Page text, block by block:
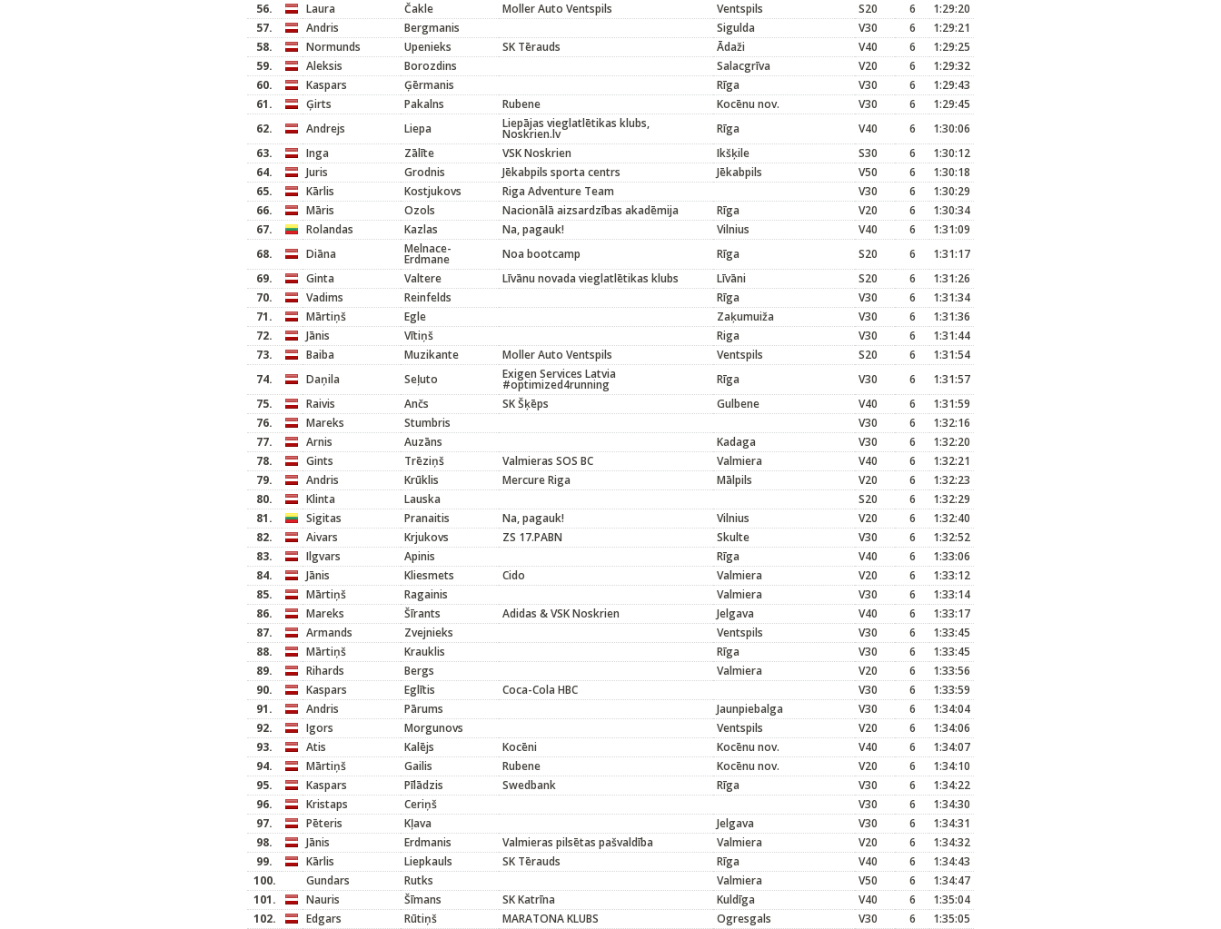
56.
Laura Čakle Moller Auto Ventspils Ventspils S20 6
1:29:20
57.
Andris Bergmanis Sigulda V30 6
1:29:21
58.
Normunds Upenieks SK Tērauds Ādaži V40 6
1:29:25
59.
Aleksis Borozdins Salacgrīva V20 6
1:29:32
60.
Kaspars Ģērmanis Rīga V30 6
1:29:43
61.
Ģirts Pakalns Rubene Kocēnu nov. V30 6
1:29:45
62.
Andrejs Liepa Liepājas vieglatlētikas klubs,
Noskrien.lv Rīga V40 6
1:30:06
63.
Inga Zālīte VSK Noskrien Ikšķile S30 6
1:30:12
64.
Juris Grodnis Jēkabpils sporta centrs Jēkabpils V50 6
1:30:18
65.
Kārlis Kostjukovs Riga Adventure Team V30 6
1:30:29
66.
Māris Ozols Nacionālā aizsardzības akadēmija Rīga V20 6
1:30:34
67.
Rolandas Kazlas Na, pagauk! Vilnius V40 6
1:31:09
68.
Diāna Melnace-
Erdmane Noa bootcamp Rīga S20 6
1:31:17
69.
Ginta Valtere Līvānu novada vieglatlētikas klubs Līvāni S20 6
1:31:26
70.
Vadims Reinfelds Rīga V30 6
1:31:34
71.
Mārtiņš Egle Zaķumuiža V30 6
1:31:36
72.
Jānis Vītiņš Riga V30 6
1:31:44
73.
Baiba Muzikante Moller Auto Ventspils Ventspils S20 6
1:31:54
74.
Daņila Seļuto Exigen Services Latvia
#optimized4running Rīga V30 6
1:31:57
75.
Raivis Ančs SK Šķēps Gulbene V40 6
1:31:59
76.
Mareks Stumbris V30 6
1:32:16
77.
Arnis Auzāns Kadaga V30 6
1:32:20
78.
Gints Trēziņš Valmieras SOS BC Valmiera V40 6
1:32:21
79.
Andris Krūklis Mercure Riga Mālpils V20 6
1:32:23
80.
Klinta Lauska S20 6
1:32:29
81.
Sigitas Pranaitis Na, pagauk! Vilnius V20 6
1:32:40
82.
Aivars Krjukovs ZS 17.PABN Skulte V30 6
1:32:52
83.
Ilgvars Apinis Rīga V40 6
1:33:06
84.
Jānis Kliesmets Cido Valmiera V20 6
1:33:12
85.
Mārtiņš Ragainis Valmiera V30 6
1:33:14
86.
Mareks Šīrants Adidas & VSK Noskrien Jelgava V40 6
1:33:17
87.
Armands Zvejnieks Ventspils V30 6
1:33:45
88.
Mārtiņš Krauklis Rīga V30 6
1:33:45
89.
Rihards Bergs Valmiera V20 6
1:33:56
90.
Kaspars Eglītis Coca-Cola HBC V30 6
1:33:59
91.
Andris Pārums Jaunpiebalga V30 6
1:34:04
92.
Igors Morgunovs Ventspils V20 6
1:34:06
93.
Atis Kalējs Kocēni Kocēnu nov. V40 6
1:34:07
94.
Mārtiņš Gailis Rubene Kocēnu nov. V20 6
1:34:10
95.
Kaspars Pīlādzis Swedbank Rīga V30 6
1:34:22
96.
Kristaps Ceriņš V30 6
1:34:30
97.
Pēteris Kļava Jelgava V30 6
1:34:31
98.
Jānis Erdmanis Valmieras pilsētas pašvaldība Valmiera V20 6
1:34:32
99.
Kārlis Liepkauls SK Tērauds Rīga V40 6
1:34:43
100.
Gundars Rutks Valmiera V50 6
1:34:47
101.
Nauris Šīmans SK Katrīna Kuldīga V40 6
1:35:04
102.
Edgars Rūtiņš MARATONA KLUBS Ogresgals V30 6
1:35:05